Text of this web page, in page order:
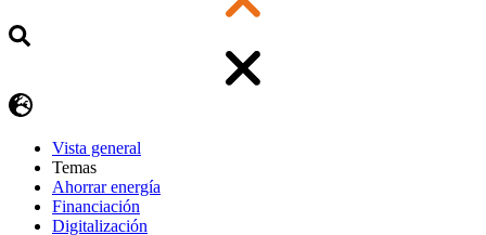
Vista general
Temas
Ahorrar energía
Financiación
Digitalización